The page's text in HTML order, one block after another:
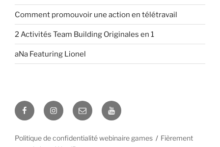
Comment promouvoir une action en télétravail
2 Activités Team Building Originales en 1
aNa Featuring Lionel
FacebookInstagram
E-
mail
YouTube
Politique de confidentialité webinaire games
Fièrement